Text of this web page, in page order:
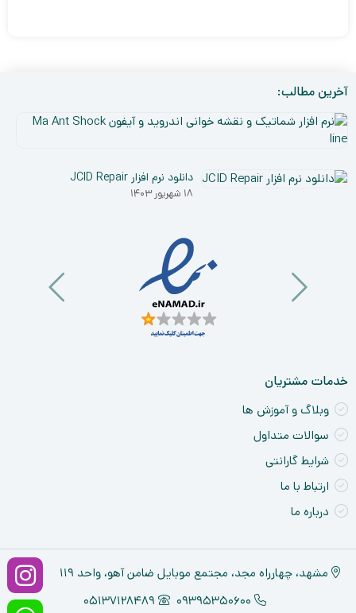
آخرین مطالب:
دانلود نرم افزار JCID Repair
۱۸ شهریور ۱۴۰۳
خدمات مشتریان
وبلاگ و آموزش ها
سوالات متداول
شرایط گارانتی
ارتباط با ما
درباره ما
مشهد، چهارراه مجد، مجتمع موبایل ضامن آهو، واحد ۱۱۹
09395350600
05137128489